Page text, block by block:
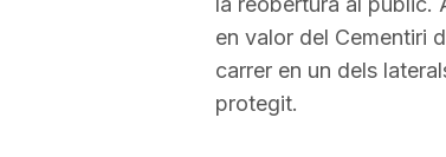
en valor del Cementiri
carrer en un dels
protegit.